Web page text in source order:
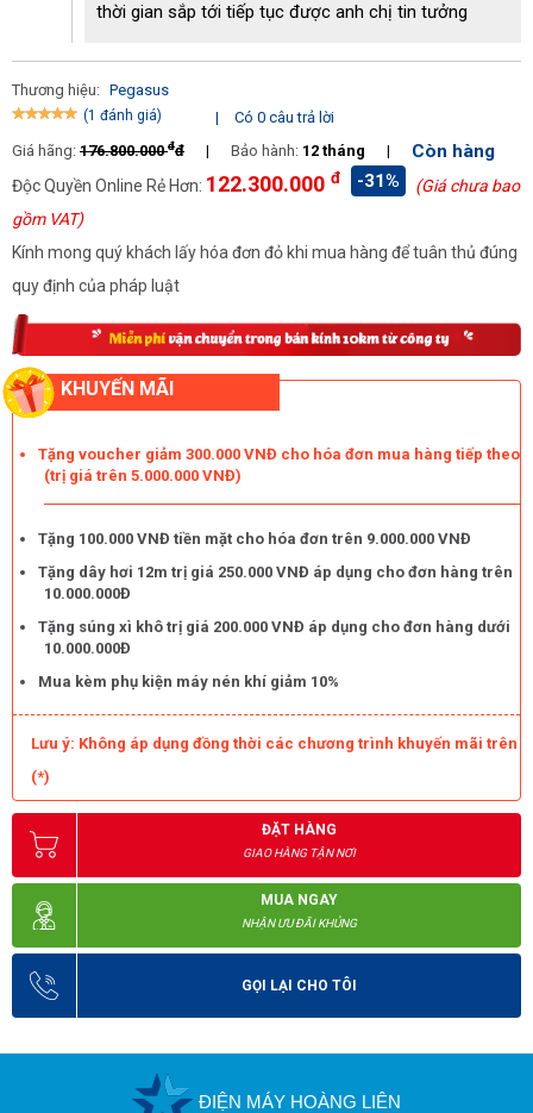
thời gian sắp tới tiếp tục được anh chị tin tưởng
Thương hiệu: Pegasus
(1 đánh giá) |
Có 0 câu trả lời
Giá hãng: 176.800.000đđ | Bảo hành: 12 tháng | Còn hàng
Độc Quyền Online Rẻ Hơn: 122.300.000 đ -31%
(Giá chưa bao
gồm VAT)
Kính mong quý khách lấy hóa đơn đỏ khi mua hàng để tuân thủ đúng
quy định của pháp luật
KHUYẾN MÃI
Tặng voucher giảm 300.000 VNĐ cho hóa đơn mua hàng tiếp theo
(trị giá trên 5.000.000 VNĐ)
Tặng 100.000 VNĐ tiền mặt cho hóa đơn trên 9.000.000 VNĐ
Tặng dây hơi 12m trị giá 250.000 VNĐ áp dụng cho đơn hàng trên
10.000.000Đ
Tặng súng xì khô trị giá 200.000 VNĐ áp dụng cho đơn hàng dưới
10.000.000Đ
Mua kèm phụ kiện máy nén khí giảm 10%
Lưu ý: Không áp dụng đồng thời các chương trình khuyến mãi trên
(*)
ĐẶT HÀNG
GIAO HÀNG TẬN NƠI
MUA NGAY
NHẬN ƯU ĐÃI KHỦNG
GỌI LẠI CHO TÔI
ĐIỆN MÁY HOÀNG LIÊN